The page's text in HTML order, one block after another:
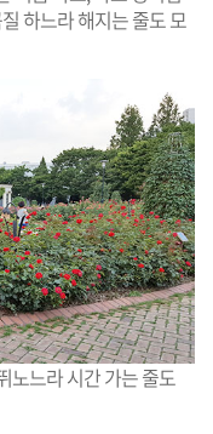
하느라 해지는 줄도 모
노느라 시간 가는 줄도